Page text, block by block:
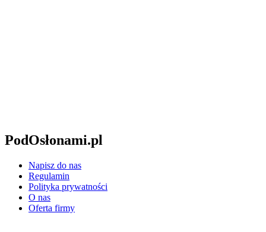
PodOsłonami.pl
Napisz do nas
Regulamin
Polityka prywatności
O nas
Oferta firmy